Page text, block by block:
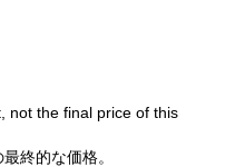
not the final price of this
終的な価格。